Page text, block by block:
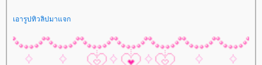
เอารูปทิวลิปมาแจก